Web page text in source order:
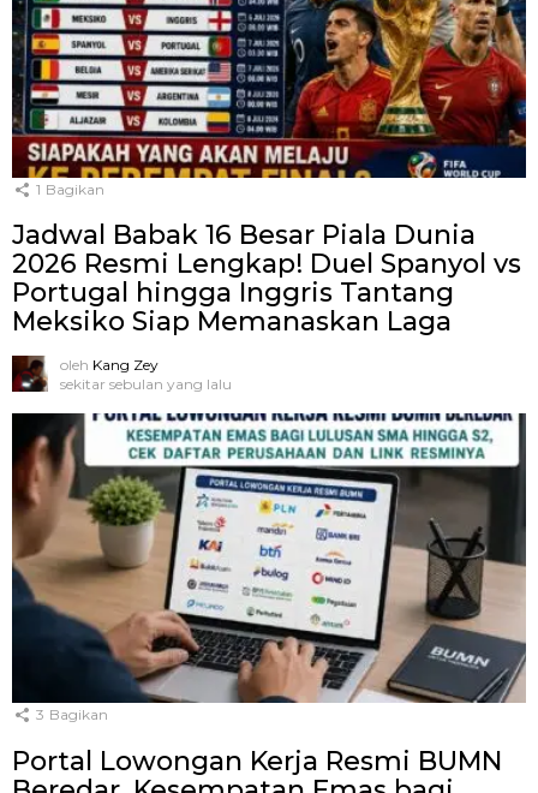
1 Bagikan
Jadwal Babak 16 Besar Piala Dunia
2026 Resmi Lengkap! Duel Spanyol vs
Portugal hingga Inggris Tantang
Meksiko Siap Memanaskan Laga
oleh Kang Zey
sekitar sebulan yang lalu
3 Bagikan
Portal Lowongan Kerja Resmi BUMN